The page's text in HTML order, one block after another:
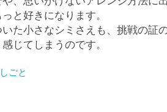
と好きになります。
た小さなシミさえも、挑戦の証
じてしまうのです。
ごと